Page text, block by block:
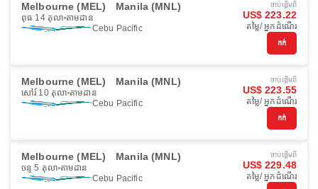
Melbourne (MEL) Manila (MNL)
ពុធ 14 តុលា តាមដាន
Cebu Pacific
ចាប់ផ្ដើមពី
US$ 223.22
តម្លៃ/ អ្នកដំណើរ
កក់
Melbourne (MEL) Manila (MNL)
សៅរ៍ 10 តុលា តាមដាន
Cebu Pacific
ចាប់ផ្ដើមពី
US$ 223.55
តម្លៃ/ អ្នកដំណើរ
កក់
Melbourne (MEL) Manila (MNL)
ចន្ទ 5 តុលា តាមដាន
Cebu Pacific
ចាប់ផ្ដើមពី
US$ 229.48
តម្លៃ/ អ្នកដំណើរ